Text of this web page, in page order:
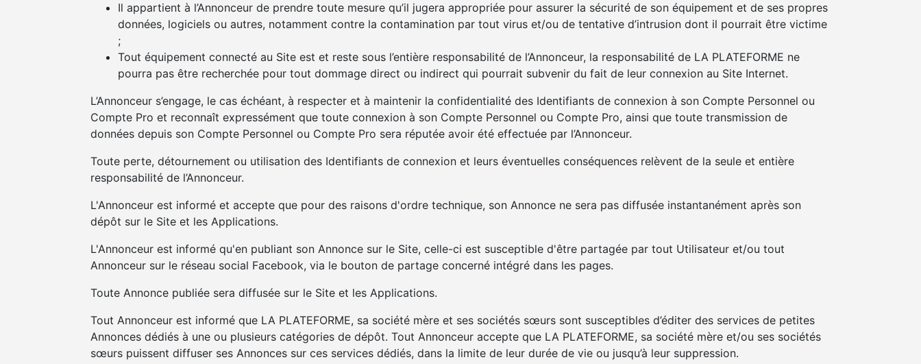
Il appartient à l’Annonceur de prendre toute mesure qu’il jugera appropriée pour assurer la sécurité de son équipement et de ses propres
données, logiciels ou autres, notamment contre la contamination par tout virus et/ou de tentative d’intrusion dont il pourrait être victime
;
Tout équipement connecté au Site est et reste sous l’entière responsabilité de l’Annonceur, la responsabilité de LA PLATEFORME ne
pourra pas être recherchée pour tout dommage direct ou indirect qui pourrait subvenir du fait de leur connexion au Site Internet.
L’Annonceur s’engage, le cas échéant, à respecter et à maintenir la confidentialité des Identifiants de connexion à son Compte Personnel ou
Compte Pro et reconnaît expressément que toute connexion à son Compte Personnel ou Compte Pro, ainsi que toute transmission de
données depuis son Compte Personnel ou Compte Pro sera réputée avoir été effectuée par l’Annonceur.
Toute perte, détournement ou utilisation des Identifiants de connexion et leurs éventuelles conséquences relèvent de la seule et entière
responsabilité de l’Annonceur.
L'Annonceur est informé et accepte que pour des raisons d'ordre technique, son Annonce ne sera pas diffusée instantanément après son
dépôt sur le Site et les Applications.
L'Annonceur est informé qu'en publiant son Annonce sur le Site, celle-ci est susceptible d'être partagée par tout Utilisateur et/ou tout
Annonceur sur le réseau social Facebook, via le bouton de partage concerné intégré dans les pages.
Toute Annonce publiée sera diffusée sur le Site et les Applications.
Tout Annonceur est informé que LA PLATEFORME, sa société mère et ses sociétés sœurs sont susceptibles d’éditer des services de petites
Annonces dédiés à une ou plusieurs catégories de dépôt. Tout Annonceur accepte que LA PLATEFORME, sa société mère et/ou ses sociétés
sœurs puissent diffuser ses Annonces sur ces services dédiés, dans la limite de leur durée de vie ou jusqu’à leur suppression.